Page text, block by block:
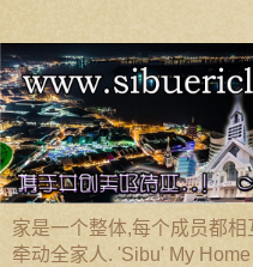
家是一个整体,每个成员都
牵动全家人. 'Sibu' My